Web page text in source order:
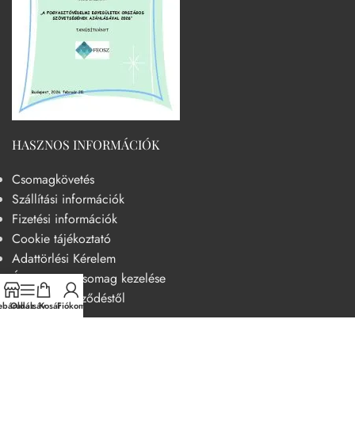
HASZNOS INFORMÁCIÓK
Csomagkövetés
Szállítási információk
Fizetési információk
Cookie tájékoztató
Adattörlési Kérelem
Át nem vett csomag kezelése
Elállás a szerződéstől
OldalsávKosárFiókom